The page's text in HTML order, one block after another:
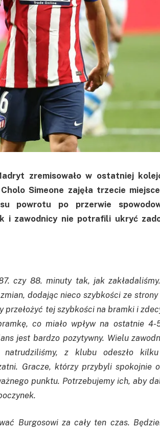
zremisowało w ostatniej
Cholo Simeone zajęła trzecie
powrotu po przerwie
i zawodnicy nie potrafili ukryć
czy 88. minuty tak, jak
dodając nieco szybkości ze strony
przełożyć tej szybkości na bramki i
co miało wpływ na ostatnie
jest bardzo pozytywny. Wielu
z klubu odeszło
Gracze, którzy przybyli spokojnie
punktu. Potrzebujemy ich, aby
Burgosowi za cały ten czas.